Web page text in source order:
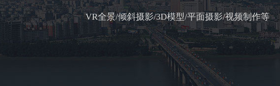
VR全景/倾斜摄影/3D模型/平面摄影/视频制作等